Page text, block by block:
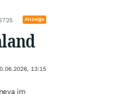
Anzeige
im
13:15